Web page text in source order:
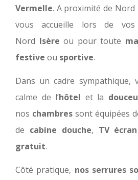
Vermelle. A proximité de Nord
vous accueille lors de vos
Nord Isère ou pour toute
festive ou sportive.
Dans un cadre sympathique,
calme de l’hôtel et la
nos chambres sont équipées
de cabine douche, TV
gratuit.
Côté pratique, nos serrures